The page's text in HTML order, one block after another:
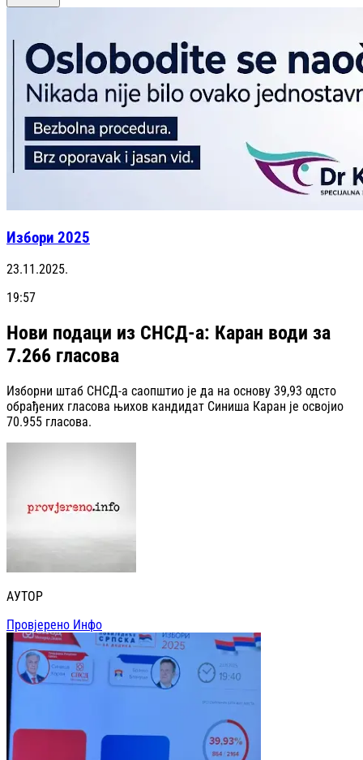
Избори 2025
23.11.2025.
19:57
Нови подаци из СНСД-а: Каран води за
7.266 гласова
Изборни штаб СНСД-а саопштио је да на основу 39,93 одсто
обрађених гласова њихов кандидат Синиша Каран је освојио
70.955 гласова.
АУТОР
Провјерено Инфо